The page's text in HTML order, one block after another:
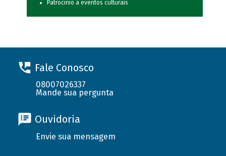
Patrocínio a eventos culturais
Fale Conosco
08007026337
Mande sua pergunta
Ouvidoria
Envie sua mensagem